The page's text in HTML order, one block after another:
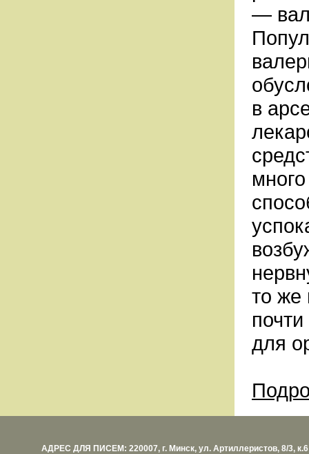
—
в
то же
для
АДРЕС ДЛЯ ПИСЕМ: 220007, г. Минск, ул. Артиллеристов, 8/3, к.6